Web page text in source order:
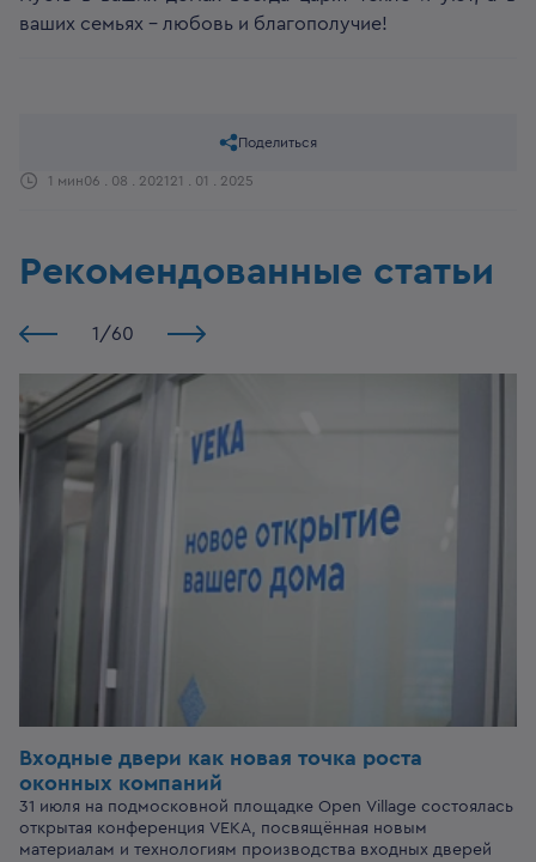
ваших семьях – любовь и благополучие!
1 мин06 . 08 . 2021 21 . 01 . 2025
Поделиться
Рекомендованные статьи
1 /60
Входные двери как новая точка роста
оконных компаний
31 июля на подмосковной площадке Open Village состоялась
открытая конференция VEKA, посвящённая новым
материалам и технологиям производства входных дверей